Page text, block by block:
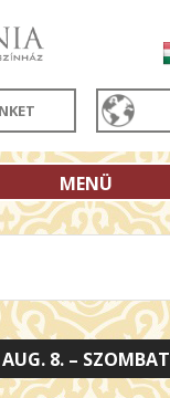
MENÜ
AUG. 8. – SZOMBAT